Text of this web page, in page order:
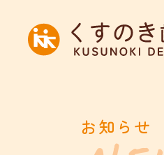
お知らせ